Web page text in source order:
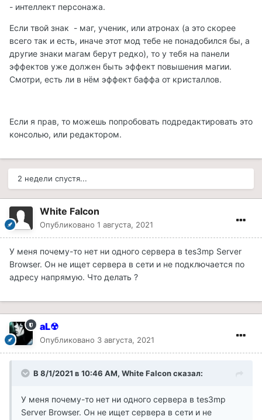
- интеллект персонажа.
Если твой знак - маг, ученик, или атронах (а это скорее
всего так и есть, иначе этот мод тебе не понадобился бы, а
другие знаки магам берут редко), то у тебя на панели
эффектов уже должен быть эффект повышения магии.
Смотри, есть ли в нём эффект баффа от кристаллов.
Если я прав, то можешь попробовать подредактировать это
консолью, или редактором.
2 недели спустя...
White Falcon
Опубликовано 1 августа, 2021
У меня почему-то нет ни одного сервера в tes3mp Server
Browser. Он не ищет сервера в сети и не подключается по
адресу напрямую. Что делать ?
aL☢
Опубликовано 3 августа, 2021
В 8/1/2021 в 10:46 AM, White Falcon сказал:
У меня почему-то нет ни одного сервера в tes3mp
Server Browser. Он не ищет сервера в сети и не